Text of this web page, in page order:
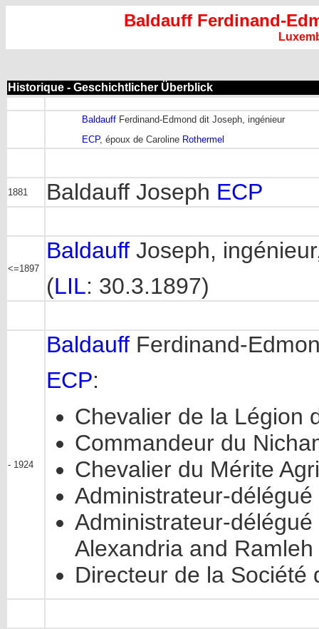
Baldauff Ferdinand-
Historique - Geschichtlicher Überblick
Baldauff Ferdinand-Edmond dit Joseph, ingénieur
ECP, époux de Caroline Rothermel
1881 Baldauff Joseph ECP
<=1897
Baldauff Joseph,
(LIL: 30.3.1897)
- 1924
Baldauff Ferdinand-
ECP:
Chevalier de la Légion
Commandeur du
Chevalier du Mérite
Administrateur-
Administrateur-
Alexandria and
Directeur de la Société